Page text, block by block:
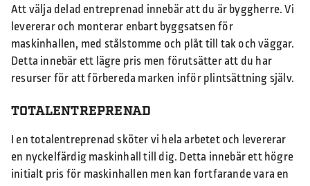
Att välja delad entreprenad innebär att du är byggherre. Vi
levererar och monterar enbart byggsatsen för
maskinhallen, med stålstomme och plåt till tak och väggar.
Detta innebär ett lägre pris men förutsätter att du har
resurser för att förbereda marken inför plintsättning själv.
TOTALENTREPRENAD
I en totalentreprenad sköter vi hela arbetet och levererar
en nyckelfärdig maskinhall till dig. Detta innebär ett högre
initialt pris för maskinhallen men kan fortfarande vara en